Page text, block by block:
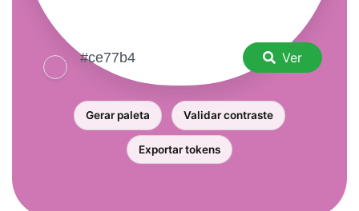
Ver
Gerar paleta Validar contraste
Exportar tokens